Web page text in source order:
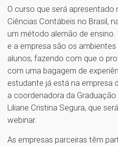
O curso que será apresentado
Ciências Contábeis no Brasil,
um método alemão de ensino.
e a empresa são os
alunos, fazendo com que o
com uma bagagem de
estudante já está na empresa
a coordenadora da
Liliane Cristina Segura, que
webinar.
As empresas parceiras têm